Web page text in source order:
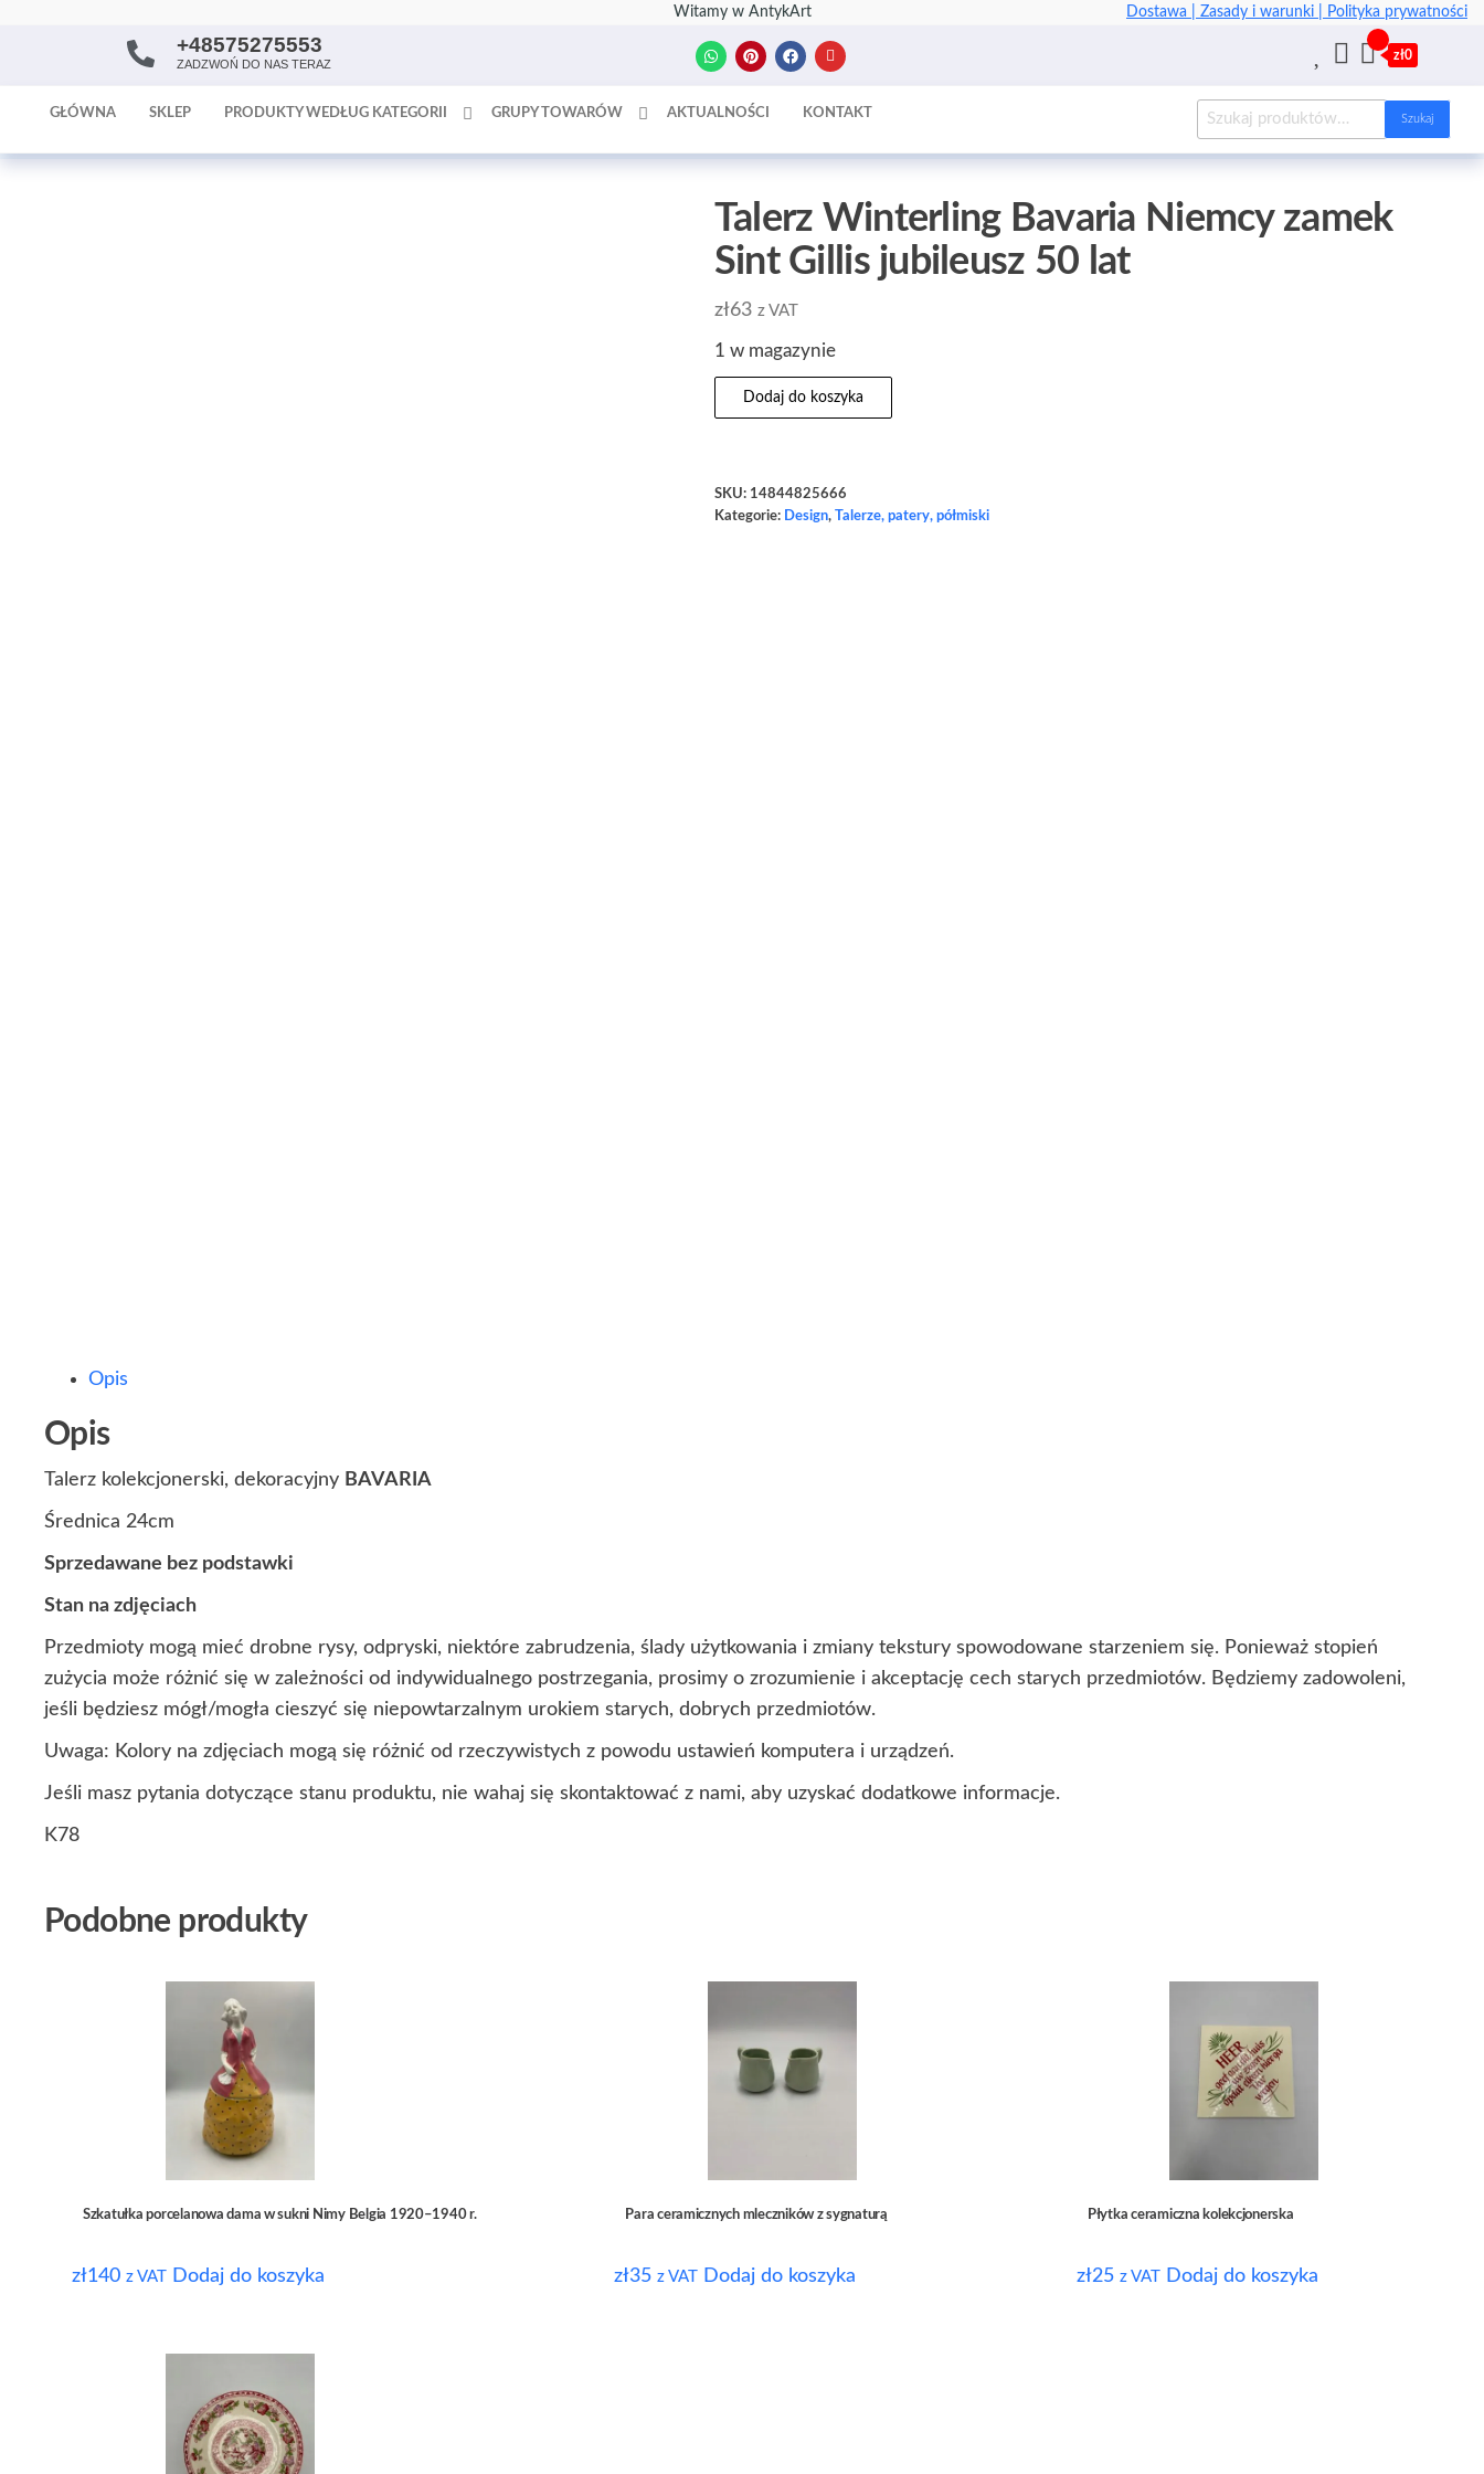
Witamy w AntykArt Dostawa | Zasady i warunki | Polityka prywatności
AntykArt
poświęcona
sprzedaży
tapet
+48575275553
ZADZWOŃ DO NAS TERAZ
zł0
GŁÓWNA SKLEP PRODUKTY WEDŁUG KATEGORII GRUPY TOWARÓW AKTUALNOŚCI KONTAKT Szukaj
Talerz Winterling Bavaria Niemcy zamek
Sint Gillis jubileusz 50 lat
zł63 z VAT
1 w magazynie
Dodaj do koszyka
SKU: 14844825666
Kategorie: Design, Talerze, patery, półmiski
Opis
Opis
Talerz kolekcjonerski, dekoracyjny BAVARIA
Średnica 24cm
Sprzedawane bez podstawki
Stan na zdjęciach
Przedmioty mogą mieć drobne rysy, odpryski, niektóre zabrudzenia, ślady użytkowania i zmiany tekstury spowodowane starzeniem się. Ponieważ stopień
zużycia może różnić się w zależności od indywidualnego postrzegania, prosimy o zrozumienie i akceptację cech starych przedmiotów. Będziemy zadowoleni,
jeśli będziesz mógł/mogła cieszyć się niepowtarzalnym urokiem starych, dobrych przedmiotów.
Uwaga: Kolory na zdjęciach mogą się różnić od rzeczywistych z powodu ustawień komputera i urządzeń.
Jeśli masz pytania dotyczące stanu produktu, nie wahaj się skontaktować z nami, aby uzyskać dodatkowe informacje.
K78
Podobne produkty
Szkatułka porcelanowa dama w sukni Nimy Belgia 1920–1940 r.
zł140 z VAT Dodaj do koszyka
Para ceramicznych mleczników z sygnaturą
zł35 z VAT Dodaj do koszyka
Płytka ceramiczna kolekcjonerska
zł25 z VAT Dodaj do koszyka